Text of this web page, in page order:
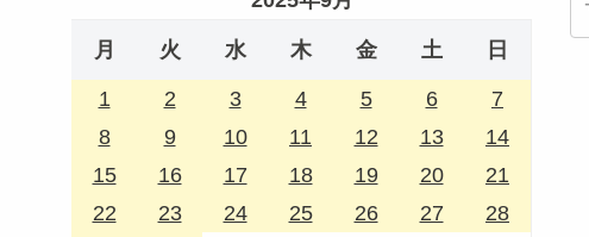
月 火 水 木 金 土 日
1 2 3 4 5 6
7
8
9 10 11 12 13
14
15
16 17 18 19 20
21
22
23 24 25 26 27
28